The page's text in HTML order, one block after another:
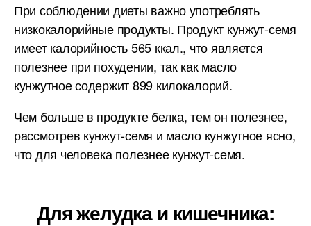
При соблюдении диеты важно употреблять
низкокалорийные продукты. Продукт кунжут-семя
имеет калорийность 565 ккал., что является
полезнее при похудении, так как масло
кунжутное содержит 899 килокалорий.
Чем больше в продукте белка, тем он полезнее,
рассмотрев кунжут-семя и масло кунжутное ясно,
что для человека полезнее кунжут-семя.
Для желудка и кишечника: